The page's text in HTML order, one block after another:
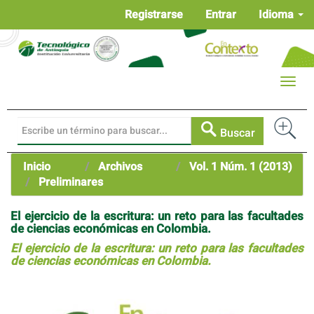
Contenido
principal
Idioma
Registrarse Entrar
Buscar
Toggle
Inicio Archivos
Vol. 1 Núm. 1 (2013)
Preliminares
El ejercicio de la escritura: un reto para las facultades
de ciencias económicas en Colombia.
El ejercicio de la escritura: un reto para las facultades
de ciencias económicas en Colombia.